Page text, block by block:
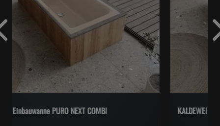
KALDEWEI Einbauwanne Cayano Duo weiß